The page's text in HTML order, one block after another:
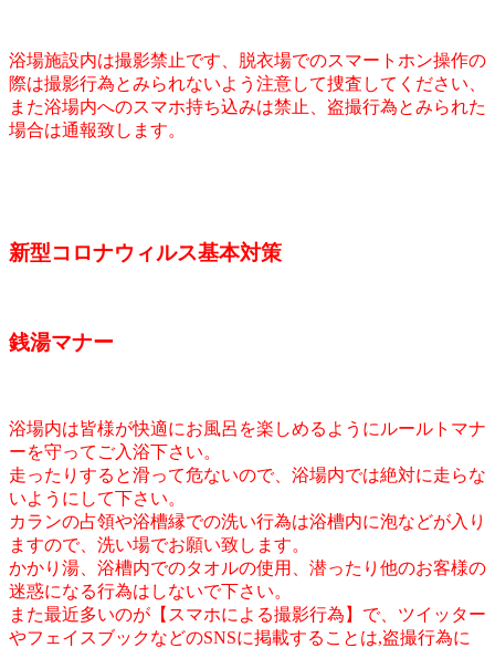
浴場施設内は撮影禁止です、脱衣場でのスマートホン操作の
際は撮影行為とみられないよう注意して捜査してください、
また浴場内へのスマホ持ち込みは禁止、盗撮行為とみられた
場合は通報致します。
新型コロナウィルス基本対策
銭湯マナー
浴場内は皆様が快適にお風呂を楽しめるようにルールトマナ
ーを守ってご入浴下さい。
走ったりすると滑って危ないので、浴場内では絶対に走らな
いようにして下さい。
カランの占領や浴槽縁での洗い行為は浴槽内に泡などが入り
ますので、洗い場でお願い致します。
かかり湯、浴槽内でのタオルの使用、潜ったり他のお客様の
迷惑になる行為はしないで下さい。
また最近多いのが【スマホによる撮影行為】で、ツイッター
やフェイスブックなどのSNSに掲載することは,盗撮行為に